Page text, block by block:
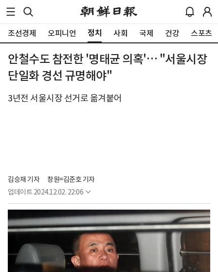
조선경제 오피니언 정치 사회 국제 건강 스포츠
안철수도 참전한 '명태균 의혹'… "서울시장
단일화 경선 규명해야"
3년전 서울시장 선거로 옮겨붙어
김승재 기자
창원=김준호 기자
업데이트 2024.12.02. 22:06